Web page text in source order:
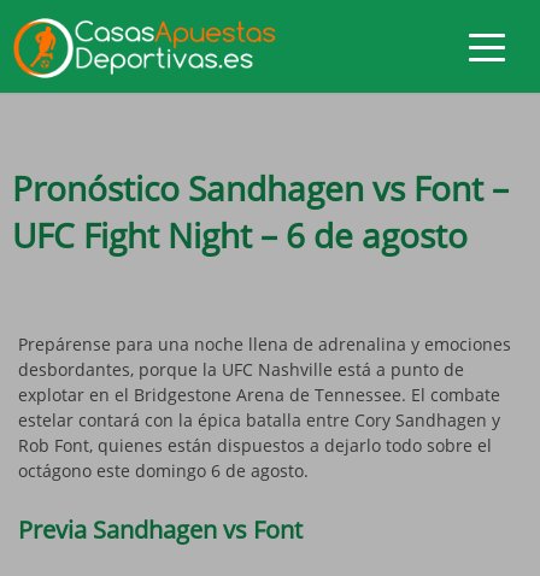
Pronóstico Sandhagen vs Font –
UFC Fight Night – 6 de agosto
Prepárense para una noche llena de adrenalina y emociones
desbordantes, porque la UFC Nashville está a punto de
explotar en el Bridgestone Arena de Tennessee. El combate
estelar contará con la épica batalla entre Cory Sandhagen y
Rob Font, quienes están dispuestos a dejarlo todo sobre el
octágono este domingo 6 de agosto.
Previa Sandhagen vs Font